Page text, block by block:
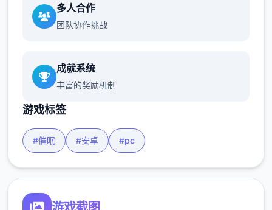
多人合作
团队协作挑战
成就系统
丰富的奖励机制
游戏标签
#催眠 #安卓 #pc